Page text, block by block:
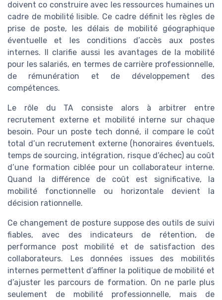
doivent co construire avec les ressources humaines un
cadre de mobilité lisible. Ce cadre définit les règles de
prise de poste, les délais de mobilité géographique
éventuelle et les conditions d’accès aux postes
internes. Il clarifie aussi les avantages de la mobilité
pour les salariés, en termes de carrière professionnelle,
de rémunération et de développement des
compétences.
Le rôle du TA consiste alors à arbitrer entre
recrutement externe et mobilité interne sur chaque
besoin. Pour un poste tech donné, il compare le coût
total d’un recrutement externe (honoraires éventuels,
temps de sourcing, intégration, risque d’échec) au coût
d’une formation ciblée pour un collaborateur interne.
Quand la différence de coût est significative, la
mobilité fonctionnelle ou horizontale devient la
décision rationnelle.
Ce changement de posture suppose des outils de suivi
fiables, avec des indicateurs de rétention, de
performance post mobilité et de satisfaction des
collaborateurs. Les données issues des mobilités
internes permettent d’affiner la politique de mobilité et
d’ajuster les parcours de formation. On ne parle plus
seulement de mobilité professionnelle, mais de